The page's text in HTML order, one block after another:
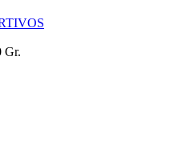
Gr.